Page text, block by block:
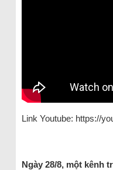
Link Youtube: https://
Ngày 28/8, một kênh